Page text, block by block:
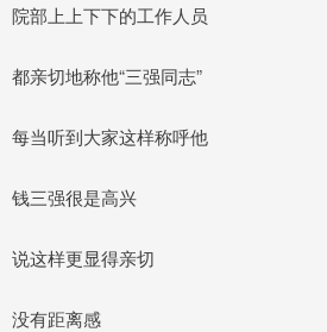
院部上上下下的工作人员
都亲切地称他“三强同志”
每当听到大家这样称呼他
钱三强很是高兴
说这样更显得亲切
没有距离感